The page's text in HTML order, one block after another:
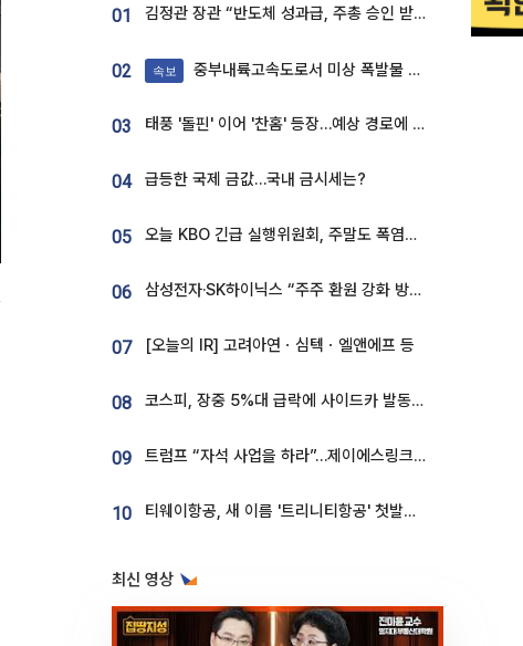
01 김정관 장관 “반도체 성과급, 주총 승인 받도록”…상법·자본시장법 개정 시사
02 속보 중부내륙고속도로서 미상 폭발물 발견
03 태풍 '돌핀' 이어 '찬홈' 등장…예상 경로에 한국 '한숨'
04 급등한 국제 금값…국내 금시세는?
05 오늘 KBO 긴급 실행위원회, 주말도 폭염취소 될까
06 삼성전자·SK하이닉스 “주주 환원 강화 방안 마련”
07 [오늘의 IR] 고려아연ㆍ심텍ㆍ엘앤에프 등
08 코스피, 장중 5%대 급락에 사이드카 발동…삼성·SK 동반 폭락
09 트럼프 “자석 사업을 하라”…제이에스링크, 비중국 영구자석 공급망 구축 속도
10 티웨이항공, 새 이름 '트리니티항공' 첫발…SSC 전략 본격화
최신 영상